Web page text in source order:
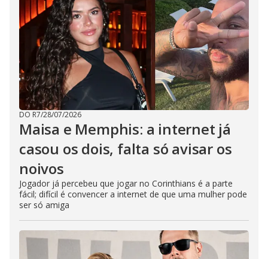
DO R7/28/07/2026
Maisa e Memphis: a internet já
casou os dois, falta só avisar os
noivos
Jogador já percebeu que jogar no Corinthians é a parte
fácil; difícil é convencer a internet de que uma mulher pode
ser só amiga